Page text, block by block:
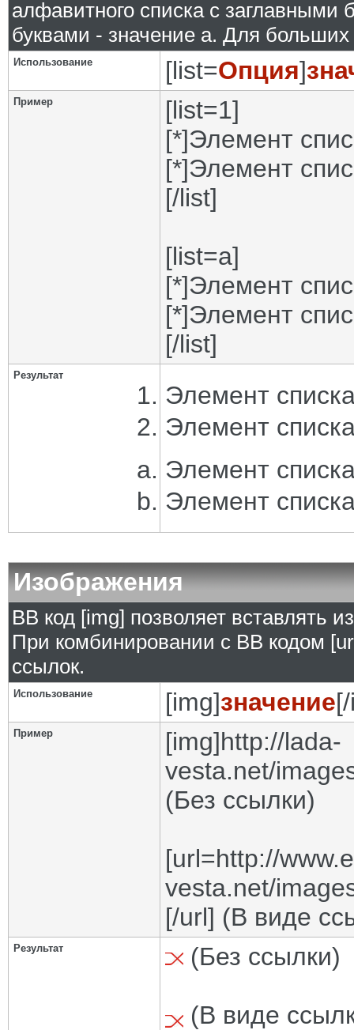
алфавитного списка с
буквами - значение а. Для
Использование [list=Опция]
Пример
[list=1]
[*]Элемент
[*]Элемент
[/list]
[list=a]
[*]Элемент
[*]Элемент
[/list]
Результат
Элемент
Элемент
Элемент
Элемент
Изображения
BB код [img] позволяет вставлять
При комбинировании с BB кодом
ссылок.
Использование [img]значение
Пример
[img]http://lada-
vesta.net/
(Без ссылки)
[url=http://
vesta.net/
[/url] (В виде
Результат (Без ссылки)
(В виде